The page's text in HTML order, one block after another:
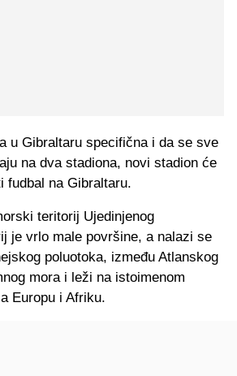
u Gibraltaru specifična i da se sve
na dva stadiona, novi stadion će
fudbal na Gibraltaru.
teritorij Ujedinjenog
je vrlo male površine, a nalazi se
poluotoka, između Atlanskog
mora i leži na istoimenom
Europu i Afriku.